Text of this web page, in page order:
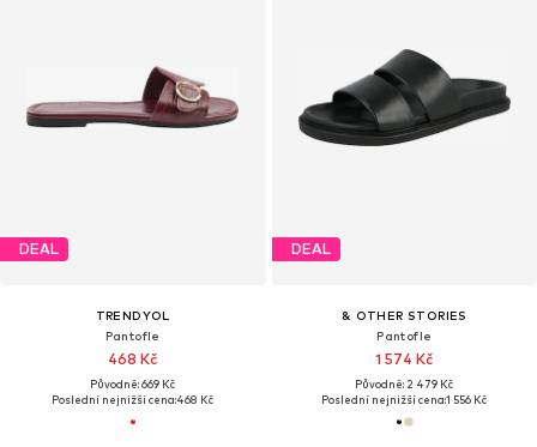
DEAL
TRENDYOL
Pantofle
468 Kč
Původně: 669 Kč
Poslední nejnižší cena:468 Kč
DEAL
& OTHER STORIES
Pantofle
1 574 Kč
Původně: 2 479 Kč
Poslední nejnižší cena:1 556 Kč